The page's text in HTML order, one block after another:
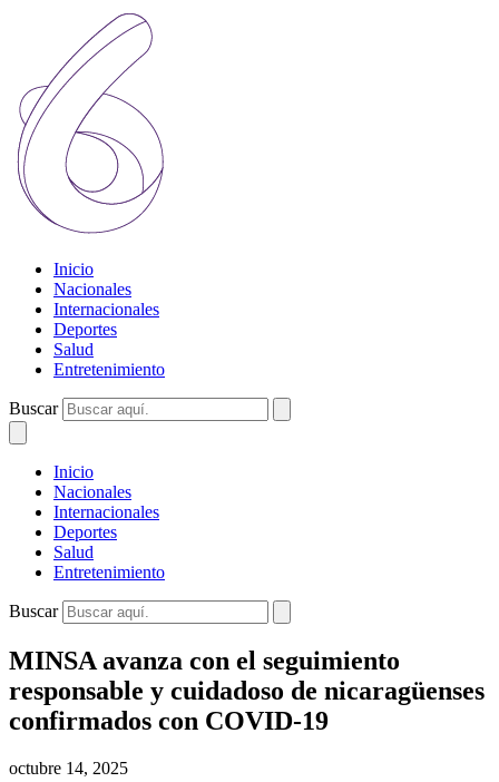
Inicio
Nacionales
Internacionales
Deportes
Salud
Entretenimiento
Buscar
Inicio
Nacionales
Internacionales
Deportes
Salud
Entretenimiento
Buscar
MINSA avanza con el seguimiento
responsable y cuidadoso de nicaragüenses
confirmados con COVID-19
octubre 14, 2025